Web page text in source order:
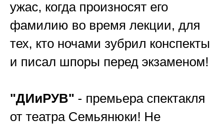
ужас, когда произносят его
фамилию во время лекции, для
тех, кто ночами зубрил конспекты
и писал шпоры перед экзаменом!
"ДИиРУВ" - премьера спектакля
от театра Семьянюки! Не